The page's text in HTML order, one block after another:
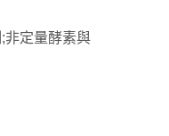
非定量酵素與